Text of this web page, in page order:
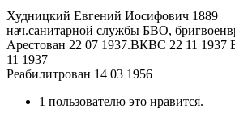
Худницкий Евгений Иосифович 1889
нач.санитарной службы БВО,
Арестован 22 07 1937.ВКВС 22 11 1937
11 1937
Реабилитрован 14 03 1956
1 пользователю это нравится.